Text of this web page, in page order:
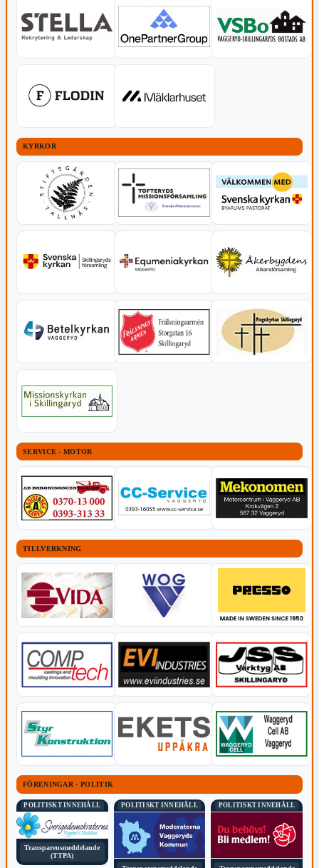
KYRKOR
SERVICE - MOTOR
TILLVERKNING
FÖRENINGAR - POLITIK
POLITISKT INNEHÅLL
Transparensmeddelande
(TTPA)
POLITISKT INNEHÅLL POLITISKT INNEHÅLL